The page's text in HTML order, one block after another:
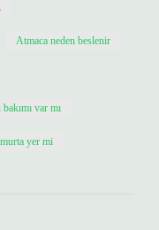
Atmaca neden beslenir
var mı
yer mi